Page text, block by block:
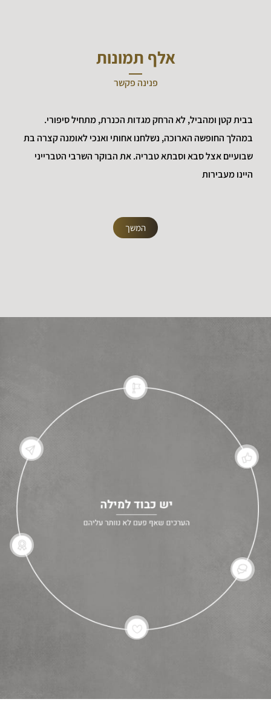
אלף תמונות
פנינה פקשר
בבית קטן ומהביל, לא הרחק מגדות הכנרת, מתחיל סיפורי.
במהלך החופשה הארוכה, נשלחנו אחותי ואנכי לאומנה קצרה בת
שבועיים אצל סבא וסבתא טבריה. את הבוקר השרבי הטברייני
היינו מעבירות
המשך
1
3
4
5
6